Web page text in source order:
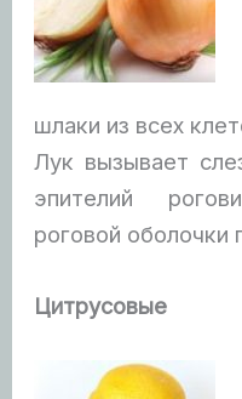
шлаки из всех
Лук вызывает
эпителий
роговой оболочки
Цитрусовые